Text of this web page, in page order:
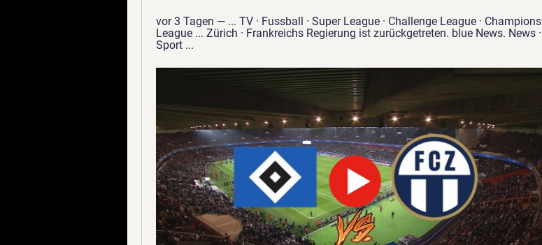
vor 3 Tagen — ... TV · Fussball · Super League · Challenge League · Champions
League ... Zürich · Frankreichs Regierung ist zurückgetreten. blue News. News ·
Sport ...